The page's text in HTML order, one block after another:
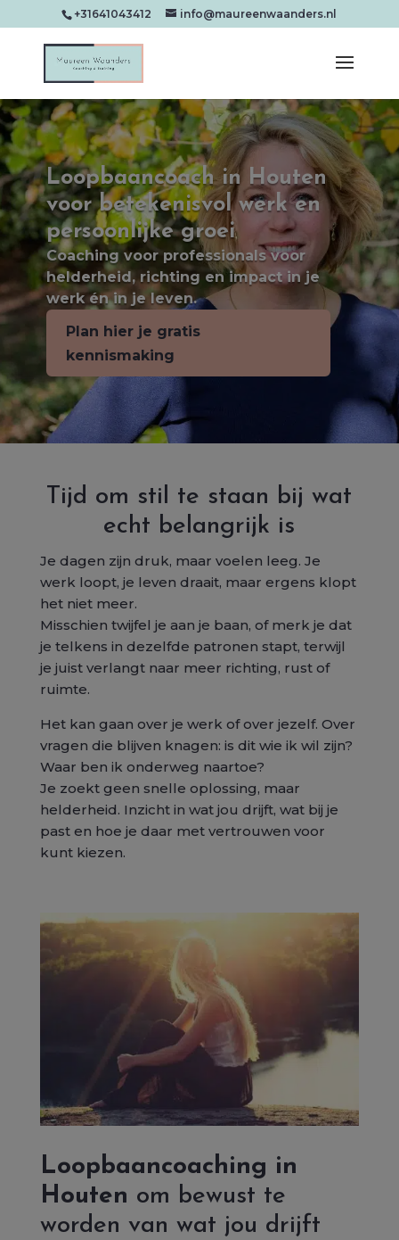
+31641043412 info@maureenwaanders.nl
Loopbaancoach in Houten
voor betekenisvol werk en
persoonlijke groei
Coaching voor professionals voor
helderheid, richting en impact in je
werk én in je leven.
Plan hier je gratis
kennismaking
Tijd om stil te staan bij wat
echt belangrijk is
Je dagen zijn druk, maar voelen leeg. Je
werk loopt, je leven draait, maar ergens klopt
het niet meer.
Misschien twijfel je aan je baan, of merk je dat
je telkens in dezelfde patronen stapt, terwijl
je juist verlangt naar meer richting, rust of
ruimte.
Het kan gaan over je werk of over jezelf. Over
vragen die blijven knagen: is dit wie ik wil zijn?
Waar ben ik onderweg naartoe?
Je zoekt geen snelle oplossing, maar
helderheid. Inzicht in wat jou drijft, wat bij je
past en hoe je daar met vertrouwen voor
kunt kiezen.
Loopbaancoaching in
Houten om bewust te
worden van wat jou drijft